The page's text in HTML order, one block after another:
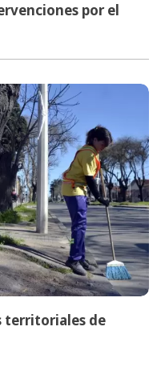
por el
territoriales de